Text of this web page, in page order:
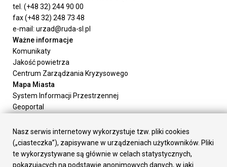
tel. (+48 32) 244 90 00
fax (+48 32) 248 73 48
e-mail: urzad@ruda-sl.pl
Ważne informacje
Komunikaty
Jakość powietrza
Centrum Zarządzania Kryzysowego
Mapa Miasta
System Informacji Przestrzennej
Geoportal
Załatw sprawę
Prezydent Miasta
Rada Miasta
Wydziały
Nasz serwis internetowy wykorzystuje tzw. pliki cookies
(„ciasteczka”), zapisywane w urządzeniach użytkowników. Pliki
te wykorzystywane są głównie w celach statystycznych,
pokazujących na podstawie anonimowych danych, w jaki